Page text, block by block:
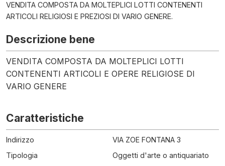
VENDITA COMPOSTA DA MOLTEPLICI LOTTI CONTENENTI
ARTICOLI RELIGIOSI E PREZIOSI DI VARIO GENERE.
Descrizione bene
VENDITA COMPOSTA DA MOLTEPLICI LOTTI
CONTENENTI ARTICOLI E OPERE RELIGIOSE DI
VARIO GENERE
Caratteristiche
Indirizzo
VIA ZOE FONTANA 3
Tipologia
Oggetti d'arte o antiquariato